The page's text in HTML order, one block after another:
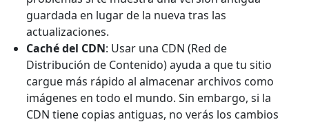
guardada en lugar de la nueva tras las
actualizaciones.
Caché del CDN: Usar una CDN (Red de
Distribución de Contenido) ayuda a que tu sitio
cargue más rápido al almacenar archivos como
imágenes en todo el mundo. Sin embargo, si la
CDN tiene copias antiguas, no verás los cambios